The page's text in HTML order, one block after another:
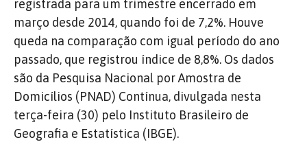
registrada para um trimestre encerrado em
março desde 2014, quando foi de 7,2%. Houve
queda na comparação com igual período do ano
passado, que registrou índice de 8,8%. Os dados
são da Pesquisa Nacional por Amostra de
Domicílios (PNAD) Contínua, divulgada nesta
terça-feira (30) pelo Instituto Brasileiro de
Geografia e Estatística (IBGE).